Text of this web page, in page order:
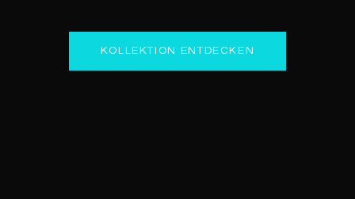
KOLLEKTION ENTDECKEN